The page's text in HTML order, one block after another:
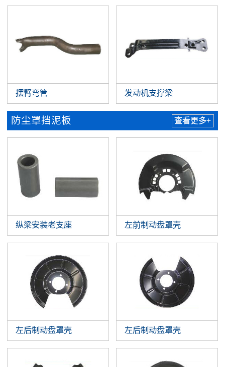
摆臂弯管 发动机支撑梁
防尘罩挡泥板 查看更多+
纵梁安装老支座 左前制动盘罩壳
左后制动盘罩壳 左后制动盘罩壳